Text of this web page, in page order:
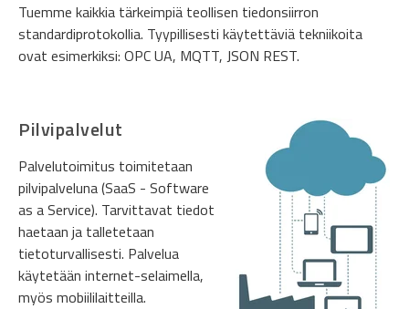
Tuemme kaikkia tärkeimpiä teollisen tiedonsiirron
standardiprotokollia. Tyypillisesti käytettäviä tekniikoita
ovat esimerkiksi: OPC UA, MQTT, JSON REST.
Pilvipalvelut
Palvelutoimitus toimitetaan
pilvipalveluna (SaaS - Software
as a Service). Tarvittavat tiedot
haetaan ja talletetaan
tietoturvallisesti. Palvelua
käytetään internet-selaimella,
myös mobiililaitteilla.